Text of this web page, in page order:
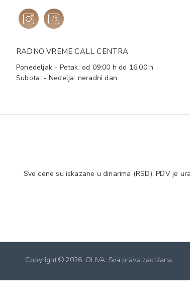
RADNO VREME CALL CENTRA
Ponedeljak - Petak: od 09:00 h do 16:00 h
Subota: - Nedelja: neradni dan
Sve cene su iskazane u dinarima (RSD). PDV je
Copyright © 2026. OLIVA. Sva prava zadržana.